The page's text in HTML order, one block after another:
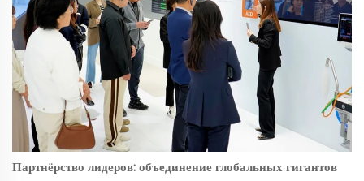
Партнёрство лидеров: объединение глобальных гигантов